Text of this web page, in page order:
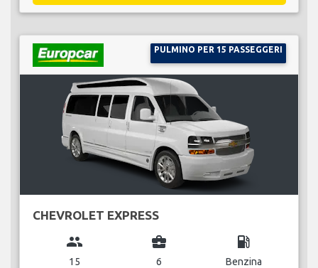
PULMINO PER 15 PASSEGGERI
CHEVROLET EXPRESS
group
15
business_center
6
local_gas_station
Benzina